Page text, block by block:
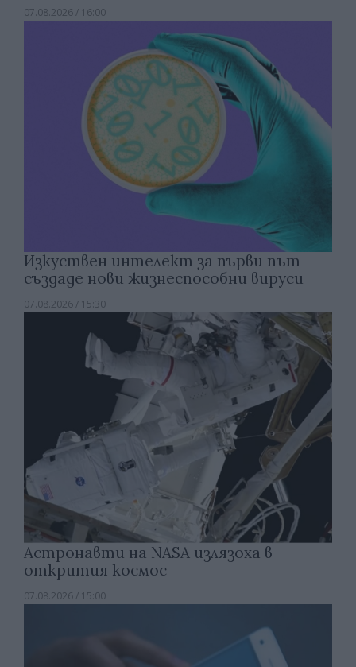
07.08.2026 / 16:00
Изкуствен интелект за първи път
създаде нови жизнеспособни вируси
07.08.2026 / 15:30
Астронавти на NASA излязоха в
открития космос
07.08.2026 / 15:00